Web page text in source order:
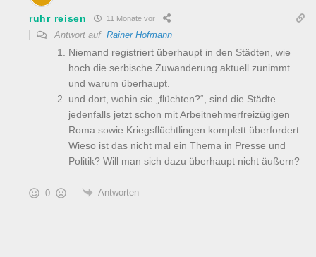
ruhr reisen 11 Monate vor
Antwort auf Rainer Hofmann
Niemand registriert überhaupt in den Städten, wie
hoch die serbische Zuwanderung aktuell zunimmt
und warum überhaupt.
und dort, wohin sie „flüchten?“, sind die Städte
jedenfalls jetzt schon mit Arbeitnehmerfreizügigen
Roma sowie Kriegsflüchtlingen komplett überfordert.
Wieso ist das nicht mal ein Thema in Presse und
Politik? Will man sich dazu überhaupt nicht äußern?
0 Antworten